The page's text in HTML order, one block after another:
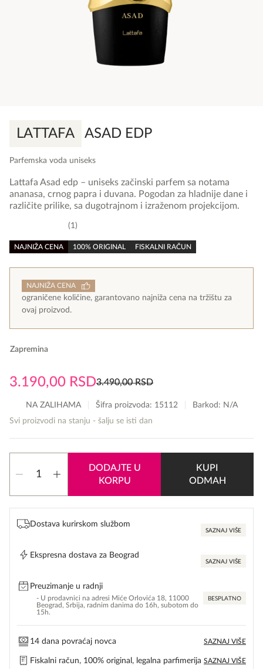
LATTAFA ASAD EDP
Parfemska voda uniseks
rating
1
NAJNIŽA CENA 100% ORIGINAL FISKALNI RAČUN
Lattafa Asad edp – uniseks začinski parfem sa notama
ananasa, crnog papra i duvana. Pogodan za hladnije dane i
različite prilike, sa dugotrajnom i izraženom projekcijom.
NAJNIŽA CENA
ograničene količine, garantovano najniža cena na tržištu za
ovaj proizvod.
Zapremina
3.490,00RSD
Originalna
cena
je
3.190,00 RSD
Trenutna
cena
je:
NA ZALIHAMA Šifra proizvoda: 15112
Barkod: N/A
Svi proizvodi na stanju - šalju se isti dan
Asad
količina
DODAJTE U
KORPU
KUPI
ODMAH
Dostava kurirskom službom
SAZNAJ VIŠE
Ekspresna dostava za Beograd
SAZNAJ VIŠE
Preuzimanje u radnji
- U prodavnici na adresi Miće Orlovića 18, 11000
Beograd, Srbija, radnim danima do 16h, subotom do
15h.
BESPLATNO
14 dana povraćaj novca SAZNAJ VIŠE
Fiskalni račun, 100% original, legalna parfimerija SAZNAJ VIŠE